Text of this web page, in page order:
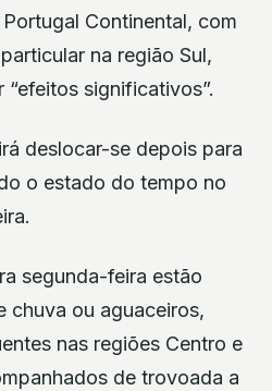
Continental, com
na região Sul,
significativos”.
deslocar-se depois para
o estado do tempo no
segunda-feira estão
chuva ou aguaceiros,
nas regiões Centro e
de trovoada a